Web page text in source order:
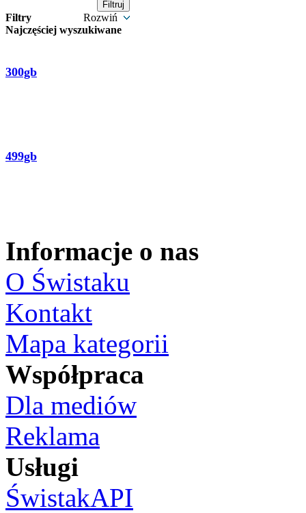
Filtry
Rozwiń
Najczęściej wyszukiwane
300gb
499gb
Informacje o nas
O Świstaku
Kontakt
Mapa kategorii
Współpraca
Dla mediów
Reklama
Usługi
ŚwistakAPI